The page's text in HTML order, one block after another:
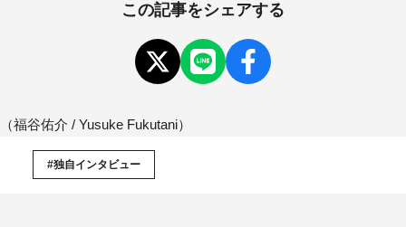
この記事をシェアする
（福谷佑介 / Yusuke Fukutani）
#独自インタビュー